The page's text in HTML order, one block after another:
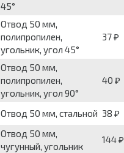
45°
Отвод 50 мм,
полипропилен,
угольник, угол 45°
37 ₽
Отвод 50 мм,
полипропилен,
угольник, угол 90°
40 ₽
Отвод 50 мм, стальной 38 ₽
Отвод 50 мм,
чугунный, угольник
144 ₽